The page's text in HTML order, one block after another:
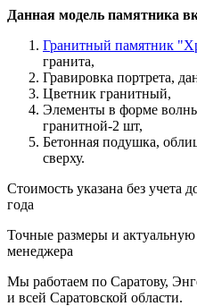
Данная модель памятника
Гранитный памятник
гранита,
Гравировка портрета,
Цветник гранитный,
Элементы в форме
гранитной-2 шт,
Бетонная подушка,
сверху.
Стоимость указана без учета
года
Точные размеры и
менеджера
Мы работаем по Саратову,
и всей Саратовской области.